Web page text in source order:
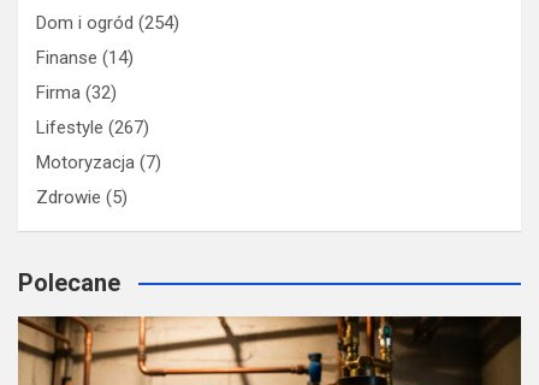
Dom i ogród (254)
Finanse (14)
Firma (32)
Lifestyle (267)
Motoryzacja (7)
Zdrowie (5)
Polecane